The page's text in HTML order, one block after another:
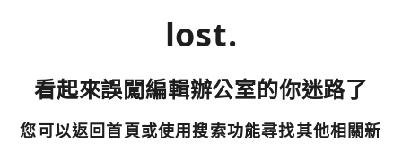
lost.
看起來誤闖編輯辦公室的你迷路了
您可以返回首頁或使用搜索功能尋找其他相關新
使用以下帳號繼續
您已閒置5分鐘，請點擊關閉按鈕或空白處，即可回到加密